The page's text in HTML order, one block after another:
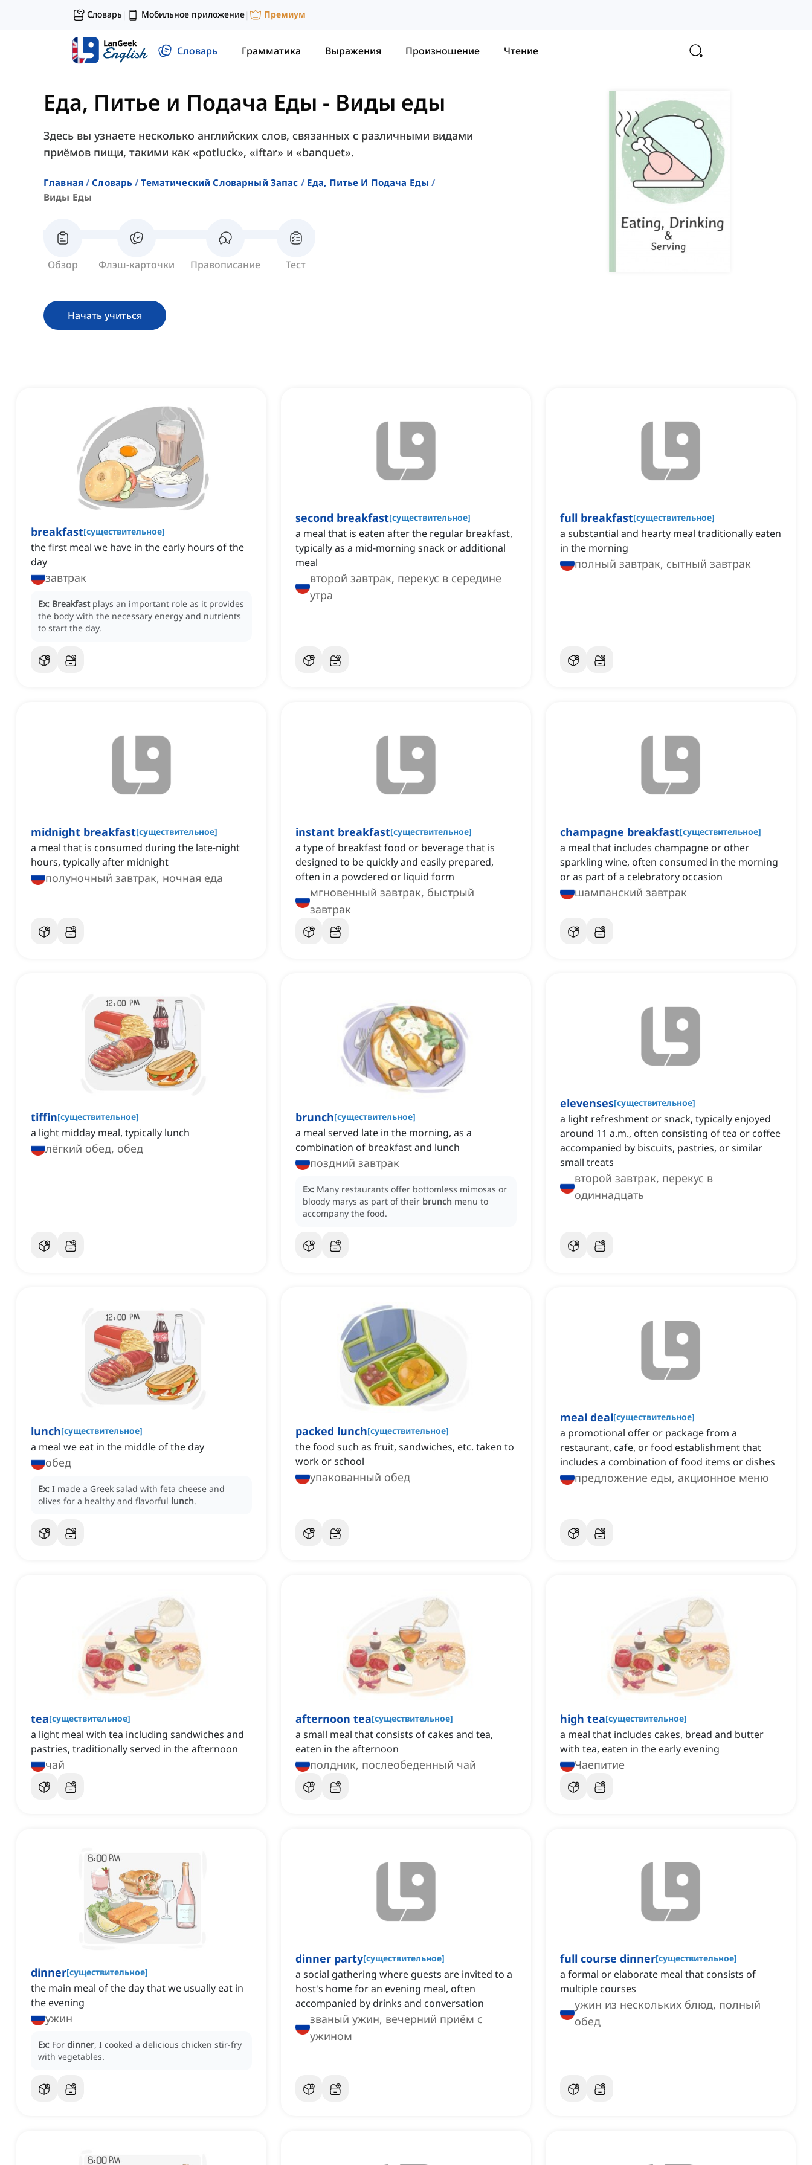
Словарь| Мобильное приложение| Премиум
Словарь Грамматика Выражения Произношение Чтение
Еда, Питье и Подача Еды - Виды еды
Здесь вы узнаете несколько английских слов, связанных с различными видами
приёмов пищи, такими как «potluck», «iftar» и «banquet».
Главная Словарь Тематический Словарный Запас
Еда, Питье И Подача Еды
Виды Еды
Обзор Флэш-карточки Правописание Тест
Начать учиться
breakfast[существительное]
the first meal we have in the early hours of the
day
завтрак
Ex: Breakfast plays an important role as it provides
the body with the necessary energy and nutrients
to start the day.
second breakfast[существительное]
a meal that is eaten after the regular breakfast,
typically as a mid-morning snack or additional
meal
второй завтрак, перекус в середине
утра
full breakfast[существительное]
a substantial and hearty meal traditionally eaten
in the morning
полный завтрак, сытный завтрак
midnight breakfast[существительное]
a meal that is consumed during the late-night
hours, typically after midnight
полуночный завтрак, ночная еда
instant breakfast[существительное]
a type of breakfast food or beverage that is
designed to be quickly and easily prepared,
often in a powdered or liquid form
мгновенный завтрак, быстрый
завтрак
champagne breakfast[существительное]
a meal that includes champagne or other
sparkling wine, often consumed in the morning
or as part of a celebratory occasion
шампанский завтрак
tiffin[существительное]
a light midday meal, typically lunch
лёгкий обед, обед
brunch[существительное]
a meal served late in the morning, as a
combination of breakfast and lunch
поздний завтрак
Ex: Many restaurants offer bottomless mimosas or
bloody marys as part of their brunch menu to
accompany the food.
elevenses[существительное]
a light refreshment or snack, typically enjoyed
around 11 a.m., often consisting of tea or coffee
accompanied by biscuits, pastries, or similar
small treats
второй завтрак, перекус в
одиннадцать
lunch[существительное]
a meal we eat in the middle of the day
обед
Ex: I made a Greek salad with feta cheese and
olives for a healthy and flavorful lunch.
packed lunch[существительное]
the food such as fruit, sandwiches, etc. taken to
work or school
упакованный обед
meal deal[существительное]
a promotional offer or package from a
restaurant, cafe, or food establishment that
includes a combination of food items or dishes
предложение еды, акционное меню
tea[существительное]
a light meal with tea including sandwiches and
pastries, traditionally served in the afternoon
чай
afternoon tea[существительное]
a small meal that consists of cakes and tea,
eaten in the afternoon
полдник, послеобеденный чай
high tea[существительное]
a meal that includes cakes, bread and butter
with tea, eaten in the early evening
Чаепитие
dinner[существительное]
the main meal of the day that we usually eat in
the evening
ужин
Ex: For dinner, I cooked a delicious chicken stir-fry
with vegetables.
dinner party[существительное]
a social gathering where guests are invited to a
host's home for an evening meal, often
accompanied by drinks and conversation
званый ужин, вечерний приём с
ужином
full course dinner[существительное]
a formal or elaborate meal that consists of
multiple courses
ужин из нескольких блюд, полный
обед